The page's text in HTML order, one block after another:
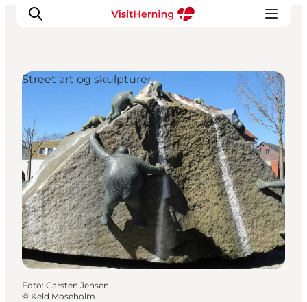
Det sker
Spis, drik og shop
Kunstlandet
Se og oplev
Find vej
Sov godt
Book overnatning
Street art og skulpturer
Foto: Carsten Jensen
© Keld Moseholm